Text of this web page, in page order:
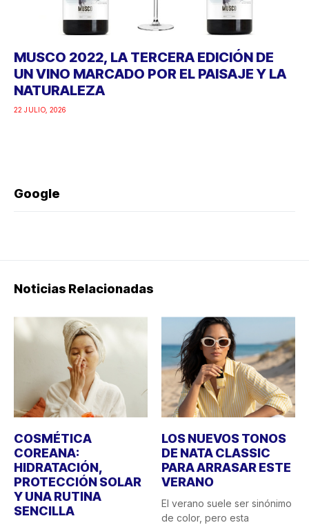
MUSCO 2022, LA TERCERA EDICIÓN DE
UN VINO MARCADO POR EL PAISAJE Y LA
NATURALEZA
22 JULIO, 2026
Google
Noticias Relacionadas
COSMÉTICA
COREANA:
HIDRATACIÓN,
PROTECCIÓN SOLAR
Y UNA RUTINA
SENCILLA
LOS NUEVOS TONOS
DE NATA CLASSIC
PARA ARRASAR ESTE
VERANO
El verano suele ser sinónimo
de color, pero esta